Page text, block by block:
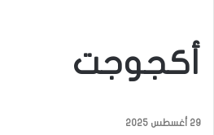
أكجوجت
29 أغسطس 2025